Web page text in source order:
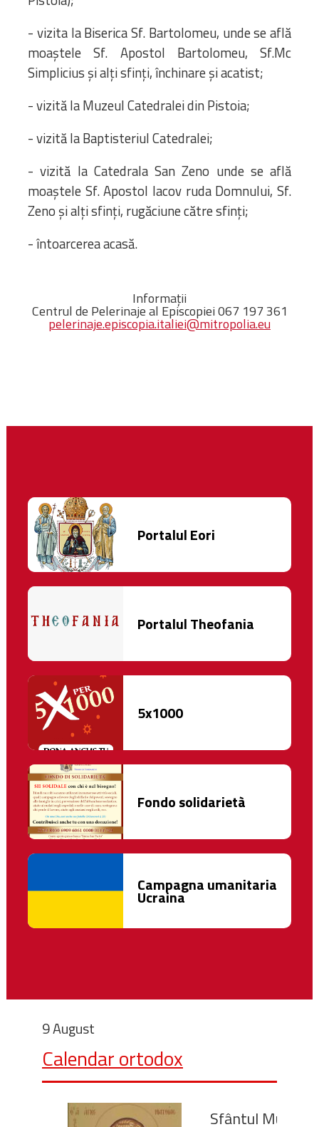
- vizita la Biserica Sf. Bartolomeu, unde se află
moaştele Sf. Apostol Bartolomeu, Sf.Mc
Simplicius şi alţi sfinţi, închinare și acatist;
- vizită la Muzeul Catedralei din Pistoia;
- vizită la Baptisteriul Catedralei;
- vizită la Catedrala San Zeno unde se află
moaştele Sf. Apostol Iacov ruda Domnului, Sf.
Zeno şi alţi sfinţi, rugăciune către sfinţi;
- întoarcerea acasă.
Informații
Centrul de Pelerinaje al Episcopiei 067 197 361
pelerinaje.episcopia.italiei@mitropolia.eu
Portalul Eori
Portalul Theofania
5x1000
Fondo solidarietà
Campagna umanitaria
Ucraina
9 August
Calendar ortodox
Sfântul Mucenic